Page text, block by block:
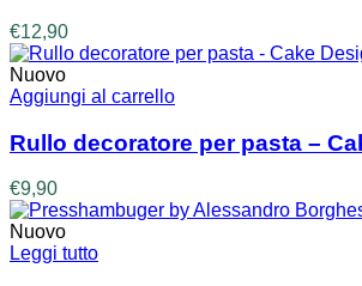
€12,90
Nuovo
Aggiungi al carrello
Rullo decoratore per pasta –
€9,90
Nuovo
Leggi tutto